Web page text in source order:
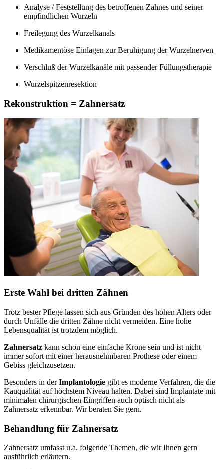
Analyse / Feststellung des betroffenen Zahnes und seiner
empfindlichen Wurzeln
Freilegung des Wurzelkanals
Medikamentöse Einlagen zur Beruhigung der Wurzelnerven
Verschluß der Wurzelkanäle mit passender Füllungstherapie
Wurzelspitzenresektion
Rekonstruktion = Zahnersatz
Erste Wahl bei dritten Zähnen
Trotz bester Pflege lassen sich aus Gründen des hohen Alters oder
durch Unfälle die dritten Zähne nicht vermeiden. Eine hohe
Lebensqualität ist trotzdem möglich.
Zahnersatz kann schon eine einfache Krone sein und ist nicht
immer sofort mit einer herausnehmbaren Prothese oder einem
Gebiss gleichzusetzen.
Besonders in derImplantologie gibt es moderne Verfahren, die die
Kauqualität auf höchstem Niveau halten. Dabei sind Implantate mit
minimalen chirurgischen Eingriffen auch optisch nicht als
Zahnersatz erkennbar. Wir beraten Sie gern.
Behandlung für Zahnersatz
Zahnersatz umfasst u.a. folgende Themen, die wir Ihnen gern
ausführlich erläutern.